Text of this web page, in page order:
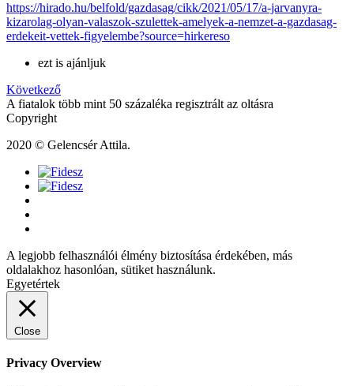
https://hirado.hu/belfold/gazdasag/cikk/2021/05/17/a-jarvanyra-
kizarolag-olyan-valaszok-szulettek-amelyek-a-nemzet-a-gazdasag-
erdekeit-vettek-figyelembe?source=hirkereso
ezt is ajánljuk
Következő
A fiatalok több mint 50 százaléka regisztrált az oltásra
Copyright
2020 © Gelencsér Attila.
A legjobb felhasználói élmény biztosítása érdekében, más
oldalakhoz hasonlóan, sütiket használunk.
Egyetértek
Close
Privacy Overview